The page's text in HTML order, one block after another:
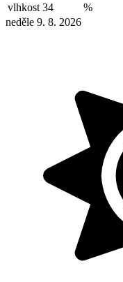
vlhkost 34
%
neděle 9. 8. 2026